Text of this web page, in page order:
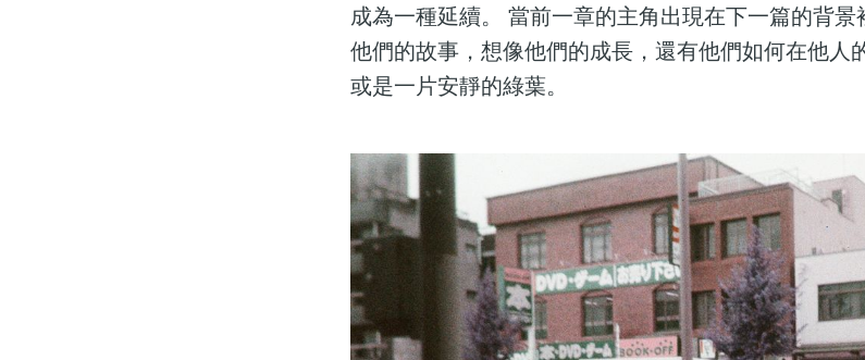
成為一種延續。 當前一章的主角出現在下一篇的背
他們的故事，想像他們的成長，還有他們如何在他人
或是一片安靜的綠葉。